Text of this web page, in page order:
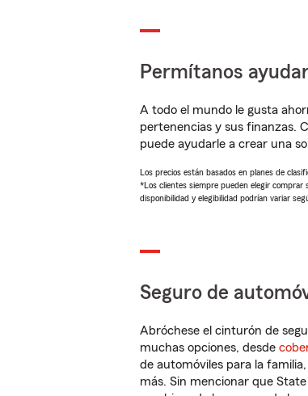
Permítanos
A todo el mundo le gusta
pertenencias y sus finanzas.
puede ayudarle a crear una
Los precios están basados en planes de
*Los clientes siempre pueden elegir comprar
disponibilidad y elegibilidad podrían variar
Seguro de
Abróchese el cinturón de
muchas opciones, desde
de automóviles para la
más. Sin mencionar que